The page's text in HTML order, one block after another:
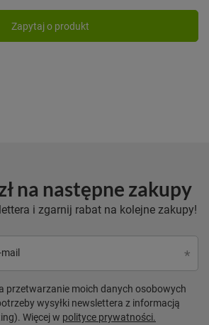
Zapytaj o produkt
na następne zakupy
i zgarnij rabat na kolejne zakupy!
przetwarzanie moich danych osobowych
wysyłki newslettera z informacją
Więcej w polityce prywatności.